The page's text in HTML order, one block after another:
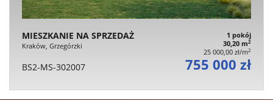
MIESZKANIE NA SPRZEDAŻ
Kraków, Grzegórzki
1 pokój
30,20 m2
25 000,00 zł/m2
BS2-MS-302007 755 000 zł